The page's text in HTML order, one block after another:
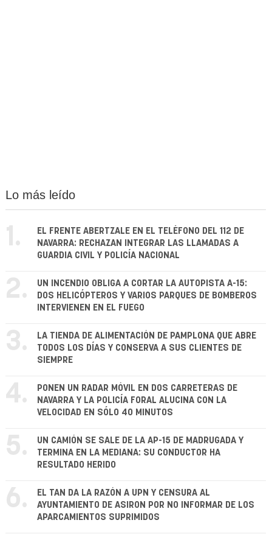
Lo más leído
1.
EL FRENTE ABERTZALE EN EL TELÉFONO DEL 112 DE
NAVARRA: RECHAZAN INTEGRAR LAS LLAMADAS A
GUARDIA CIVIL Y POLICÍA NACIONAL
2.
UN INCENDIO OBLIGA A CORTAR LA AUTOPISTA A-15:
DOS HELICÓPTEROS Y VARIOS PARQUES DE BOMBEROS
INTERVIENEN EN EL FUEGO
3.
LA TIENDA DE ALIMENTACIÓN DE PAMPLONA QUE ABRE
TODOS LOS DÍAS Y CONSERVA A SUS CLIENTES DE
SIEMPRE
4.
PONEN UN RADAR MÓVIL EN DOS CARRETERAS DE
NAVARRA Y LA POLICÍA FORAL ALUCINA CON LA
VELOCIDAD EN SÓLO 40 MINUTOS
5.
UN CAMIÓN SE SALE DE LA AP-15 DE MADRUGADA Y
TERMINA EN LA MEDIANA: SU CONDUCTOR HA
RESULTADO HERIDO
6.
EL TAN DA LA RAZÓN A UPN Y CENSURA AL
AYUNTAMIENTO DE ASIRON POR NO INFORMAR DE LOS
APARCAMIENTOS SUPRIMIDOS